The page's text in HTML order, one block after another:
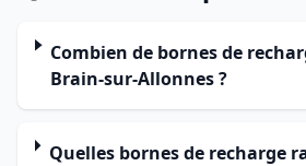
Combien de bornes de
Brain-sur-Allonnes ?
Quelles bornes de recharge